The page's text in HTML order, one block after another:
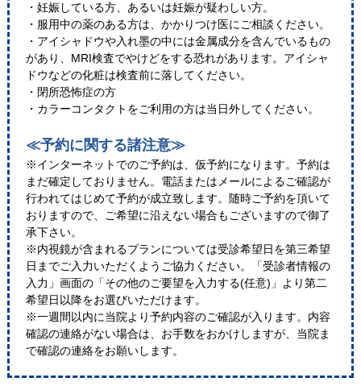
・妊娠している方、あるいは妊娠が疑わしい方。
・服用中の薬のある方は、かかりつけ医にご相談ください。
・アイシャドウや入れ墨の中には金属成分を含んでいるもの
があり、MRI検査でやけどをする恐れがあります。アイシャ
ドウなどの化粧は検査前に落してください。
・閉所恐怖症の方
・カラーコンタクトをご利用の方は当日外してください。
≪予約に関する諸注意≫
※インターネットでのご予約は、仮予約になります。予約は
まだ確定しておりません。電話またはメールによるご確認が
行われてはじめて予約が成立致します。随時ご予約を頂いて
おりますので、ご希望に沿えない場合もございますので御了
承下さい。
※内視鏡が含まれるプランについては受診希望日を第三希望
日までご入力いただくようご協力ください。「受診者情報の
入力」画面の「その他のご要望を入力する(任意)」より第二
希望日以降をお選びいただけます。
※一週間以内に当院より予約内容のご確認が入ります。内容
確認の連絡がない場合は、お手数をおかけしますが、当院ま
で確認の連絡をお願いします。